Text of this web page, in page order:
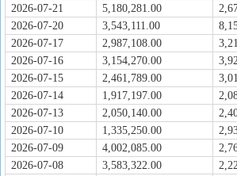
2026-07-21
5,180,281.00
2026-07-20
3,543,111.00
2026-07-17
2,987,108.00
2026-07-16
3,154,270.00
2026-07-15
2,461,789.00
2026-07-14
1,917,197.00
2026-07-13
2,050,140.00
2026-07-10
1,335,250.00
2026-07-09
4,002,085.00
2026-07-08
3,583,322.00